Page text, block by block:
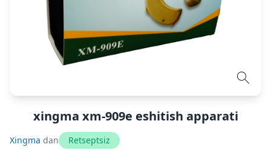
xingma xm-909e eshitish apparati
Xingma dan Retseptsiz